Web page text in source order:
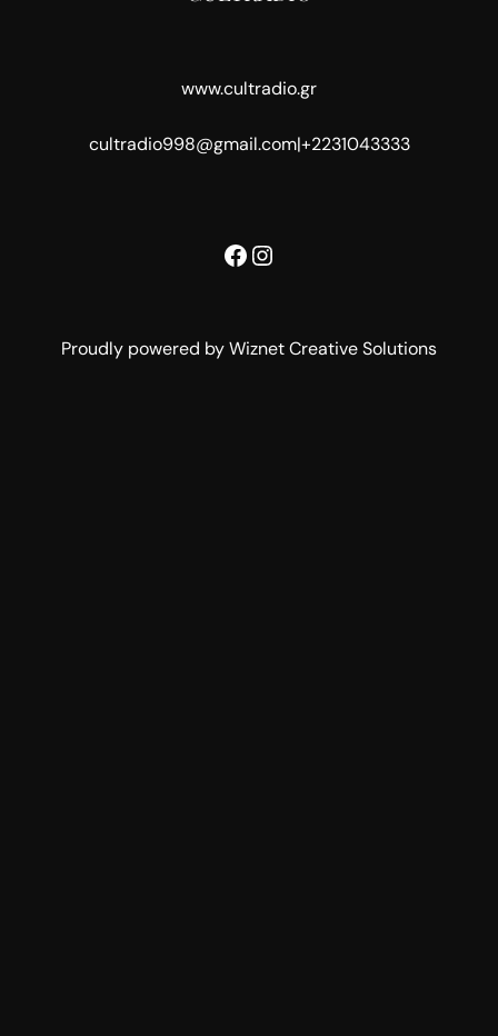
www.cultradio.gr
cultradio998@gmail.com|+2231043333
Facebook
Instagram
Proudly powered by Wiznet Creative Solutions